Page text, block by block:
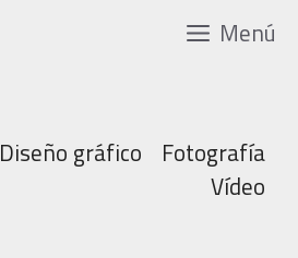
Menú
Diseño gráfico
Fotografía
Vídeo